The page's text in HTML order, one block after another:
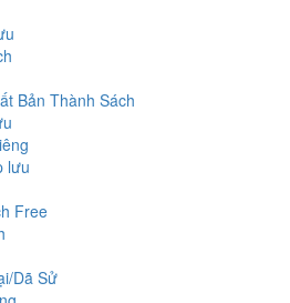
Bản Thành Sách
lưu
Free
Dã Sử